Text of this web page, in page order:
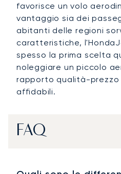
favorisce un volo
vantaggio sia dei
abitanti delle regioni
caratteristiche,
spesso la prima scelta
noleggiare un piccolo
rapporto qualità-prezzo
affidabili.
FAQ